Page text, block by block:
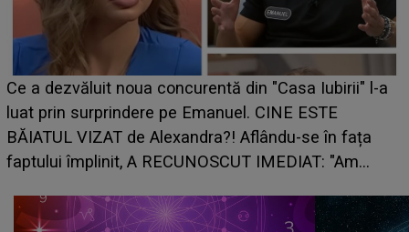
Iubirii" l-a
ESTE
se în fața
"Am
HOROSCOP de weekend, 8-9 august
care riscă să rămână fără bani. O
grabă îi aduce pierderi semnificative și
planurile peste cap